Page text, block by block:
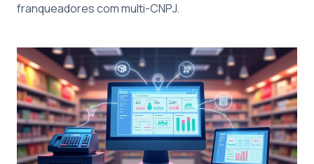
franqueadores com multi-CNPJ.